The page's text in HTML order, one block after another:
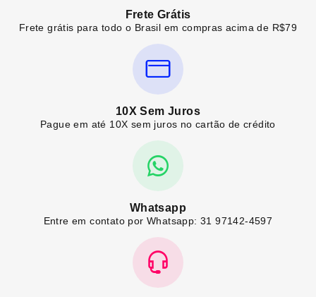
Frete Grátis
Frete grátis para todo o Brasil em compras acima de R$79
10X Sem Juros
Pague em até 10X sem juros no cartão de crédito
Whatsapp
Entre em contato por Whatsapp: 31 97142-4597